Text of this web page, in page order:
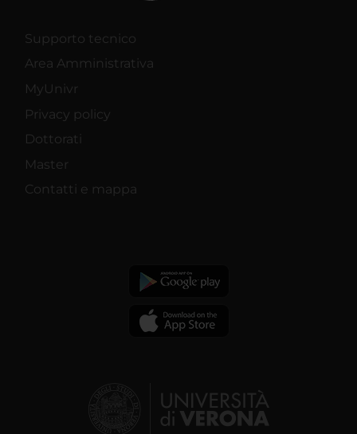
Supporto tecnico
Area Amministrativa
MyUnivr
Privacy policy
Dottorati
Master
Contatti e mappa